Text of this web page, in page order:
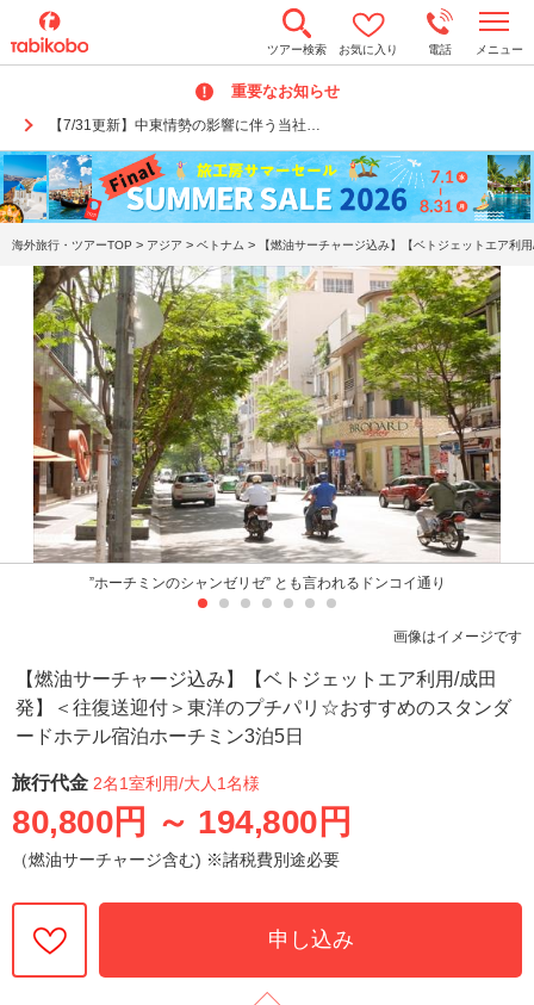
ツアー検索 お気に入り 電話 メニュー
重要なお知らせ
【7/31更新】中東情勢の影響に伴う当社…
o
n
a
v
i
g
a
t
i
o
n
海外旅行・ツアーTOP > アジア > ベトナム > 【燃油サーチャージ込み】【ベトジェットエア
”ホーチミンのシャンゼリゼ” とも言われるドンコイ通り
画像はイメージです
【燃油サーチャージ込み】【ベトジェットエア利用/成田
発】＜往復送迎付＞東洋のプチパリ☆おすすめのスタンダ
ードホテル宿泊ホーチミン3泊5日
旅行代金 2名1室利用/大人1名様
80,800円 ～ 194,800円
（燃油サーチャージ含む) ※諸税費別途必要
申し込み